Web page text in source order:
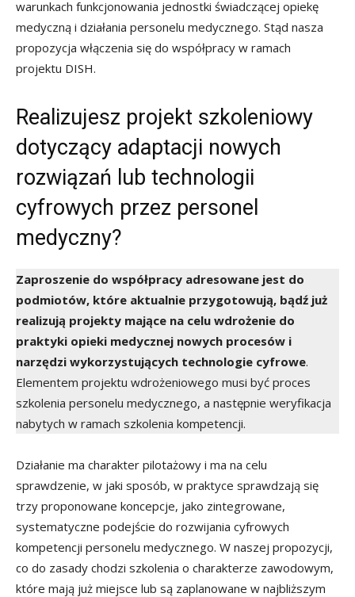
warunkach funkcjonowania jednostki świadczącej opiekę
medyczną i działania personelu medycznego. Stąd nasza
propozycja włączenia się do współpracy w ramach
projektu DISH.
Realizujesz projekt szkoleniowy
dotyczący adaptacji nowych
rozwiązań lub technologii
cyfrowych przez personel
medyczny?
Zaproszenie do współpracy adresowane jest do
podmiotów, które aktualnie przygotowują, bądź już
realizują projekty mające na celu wdrożenie do
praktyki opieki medycznej nowych procesów i
narzędzi wykorzystujących technologie cyfrowe.
Elementem projektu wdrożeniowego musi być proces
szkolenia personelu medycznego, a następnie weryfikacja
nabytych w ramach szkolenia kompetencji.
Działanie ma charakter pilotażowy i ma na celu
sprawdzenie, w jaki sposób, w praktyce sprawdzają się
trzy proponowane koncepcje, jako zintegrowane,
systematyczne podejście do rozwijania cyfrowych
kompetencji personelu medycznego. W naszej propozycji,
co do zasady chodzi szkolenia o charakterze zawodowym,
które mają już miejsce lub są zaplanowane w najbliższym